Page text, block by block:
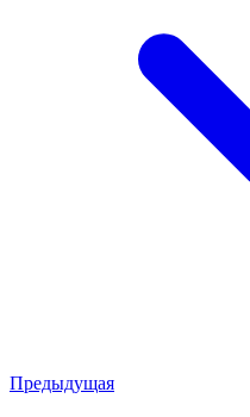
Предыдущая